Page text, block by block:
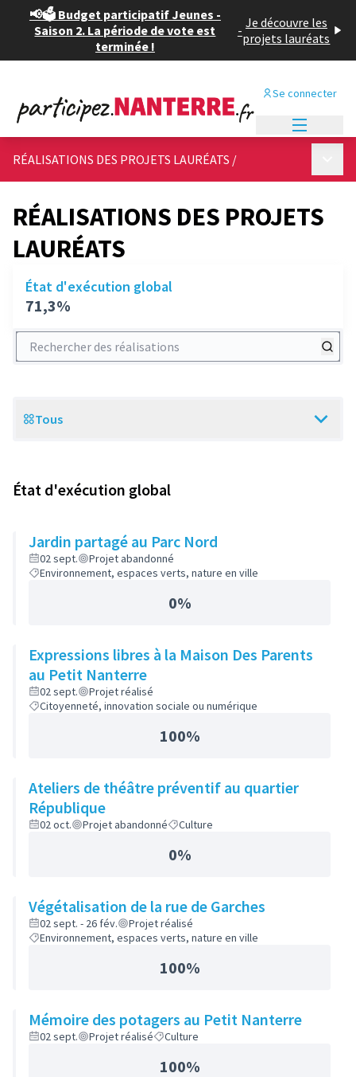
📢🗳️ Budget participatif Jeunes -
Saison 2. La période de vote est
terminée !
- Je découvre les
projets lauréats
Se connecter
RÉALISATIONS DES PROJETS LAURÉATS /
RÉALISATIONS DES PROJETS
LAURÉATS
État d'exécution global
71,3%
Rechercher des réalisations
Scope
Tous
État d'exécution global
Jardin partagé au Parc Nord
02 sept.
Projet abandonné
Environnement, espaces verts, nature en ville
0%
Expressions libres à la Maison Des Parents
au Petit Nanterre
02 sept.
Projet réalisé
Citoyenneté, innovation sociale ou numérique
100%
Ateliers de théâtre préventif au quartier
République
02 oct. Projet abandonné Culture
0%
Végétalisation de la rue de Garches
02 sept. - 26 fév.
Projet réalisé
Environnement, espaces verts, nature en ville
100%
Mémoire des potagers au Petit Nanterre
02 sept. Projet réalisé Culture
100%